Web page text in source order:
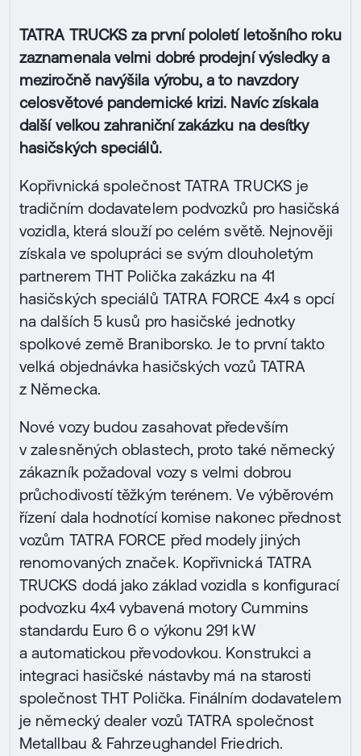
TATRA TRUCKS za první pololetí letošního roku
zaznamenala velmi dobré prodejní výsledky a
meziročně navýšila výrobu, a to navzdory
celosvětové pandemické krizi. Navíc získala
další velkou zahraniční zakázku na desítky
hasičských speciálů.
Kopřivnická společnost TATRA TRUCKS je
tradičním dodavatelem podvozků pro hasičská
vozidla, která slouží po celém světě. Nejnověji
získala ve spolupráci se svým dlouholetým
partnerem THT Polička zakázku na 41
hasičských speciálů TATRA FORCE 4x4 s opcí
na dalších 5 kusů pro hasičské jednotky
spolkové země Braniborsko. Je to první takto
velká objednávka hasičských vozů TATRA
z Německa.
Nové vozy budou zasahovat především
v zalesněných oblastech, proto také německý
zákazník požadoval vozy s velmi dobrou
průchodivostí těžkým terénem. Ve výběrovém
řízení dala hodnotící komise nakonec přednost
vozům TATRA FORCE před modely jiných
renomovaných značek. Kopřivnická TATRA
TRUCKS dodá jako základ vozidla s konfigurací
podvozku 4x4 vybavená motory Cummins
standardu Euro 6 o výkonu 291 kW
a automatickou převodovkou. Konstrukci a
integraci hasičské nástavby má na starosti
společnost THT Polička. Finálním dodavatelem
je německý dealer vozů TATRA společnost
Metallbau & Fahrzeughandel Friedrich.